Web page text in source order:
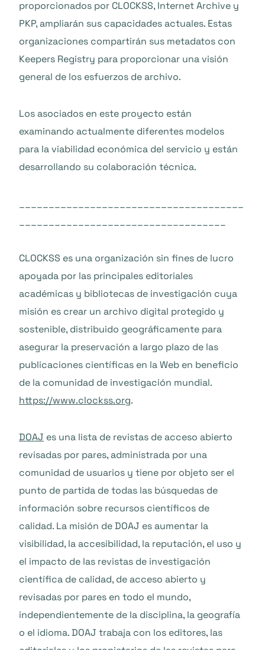
proporcionados por CLOCKSS, Internet Archive y
PKP, ampliarán sus capacidades actuales. Estas
organizaciones compartirán sus metadatos con
Keepers Registry para proporcionar una visión
general de los esfuerzos de archivo.
Los asociados en este proyecto están
examinando actualmente diferentes modelos
para la viabilidad económica del servicio y están
desarrollando su colaboración técnica.
CLOCKSS es una organización sin fines de lucro
apoyada por las principales editoriales
académicas y bibliotecas de investigación cuya
misión es crear un archivo digital protegido y
sostenible, distribuido geográficamente para
asegurar la preservación a largo plazo de las
publicaciones científicas en la Web en beneficio
de la comunidad de investigación mundial.
https://www.clockss.org.
DOAJ es una lista de revistas de acceso abierto
revisadas por pares, administrada por una
comunidad de usuarios y tiene por objeto ser el
punto de partida de todas las búsquedas de
información sobre recursos científicos de
calidad. La misión de DOAJ es aumentar la
visibilidad, la accesibilidad, la reputación, el uso y
el impacto de las revistas de investigación
científica de calidad, de acceso abierto y
revisadas por pares en todo el mundo,
independientemente de la disciplina, la geografía
o el idioma. DOAJ trabaja con los editores, las